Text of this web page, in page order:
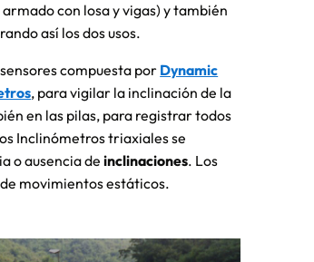
con losa y vigas) y también
así los dos usos.
compuesta por Dynamic
, para vigilar la inclinación de la
en las pilas, para registrar todos
Inclinómetros triaxiales se
o ausencia deinclinaciones. Los
movimientos estáticos.